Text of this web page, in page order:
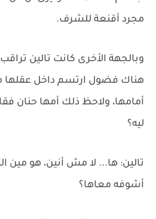
مجرد أقنعة للشرف.
وبالجهة الأخرى كانت تالين
هناك فضول ارتسم داخل عقلها
أمامها، ولاحظ ذلك أمها حنان
ليه؟
تالين: ها... لا مش أنين، هو مين
أشوفه معاها؟